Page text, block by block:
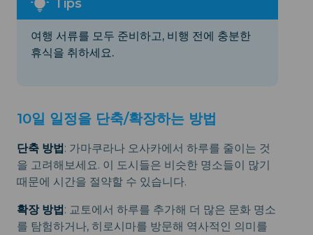
여행 서류를 모두 준비하고, 비행 전에 충분한
휴식을 취하세요.
10일 일정을 단축/확장하는 방법
단축 방법: 가마쿠라나 오사카에서 하루를 줄이는 것
을 고려해보세요. 이 도시들은 비슷한 명소들이 많기
때문에 시간을 절약할 수 있습니다.
확장 방법: 교토에서 하루를 추가해 더 많은 문화 명소
를 탐험하거나, 히로시마를 방문해 역사적인 의미를